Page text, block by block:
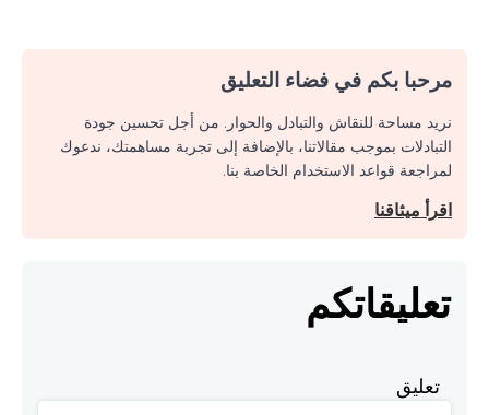
مرحبا بكم في فضاء التعليق
نريد مساحة للنقاش والتبادل والحوار. من أجل تحسين جودة
التبادلات بموجب مقالاتنا، بالإضافة إلى تجربة مساهمتك، ندعوك
لمراجعة قواعد الاستخدام الخاصة بنا.
اقرأ ميثاقنا
تعليقاتكم
تعليق